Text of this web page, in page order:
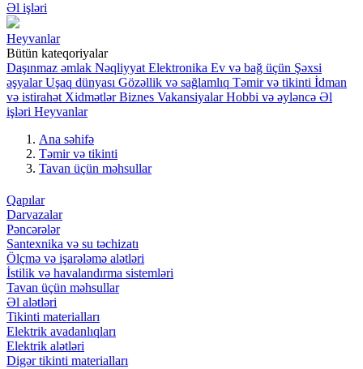
Əl işləri
Heyvanlar
Bütün kateqoriyalar
Daşınmaz əmlak Nəqliyyat Elektronika Ev və bağ üçün Şəxsi
əşyalar Uşaq dünyası Gözəllik və sağlamlıq Təmir və tikinti İdman
və istirahət Xidmətlər Biznes Vakansiyalar Hobbi və əyləncə Əl
işləri Heyvanlar
Ana səhifə
Təmir və tikinti
Tavan üçün məhsullar
Qapılar
Darvazalar
Pəncərələr
Santexnika və su təchizatı
Ölçmə və işarələmə alətləri
İstilik və havalandırma sistemləri
Tavan üçün məhsullar
Əl alətləri
Tikinti materialları
Elektrik avadanlıqları
Elektrik alətləri
Digər tikinti materialları